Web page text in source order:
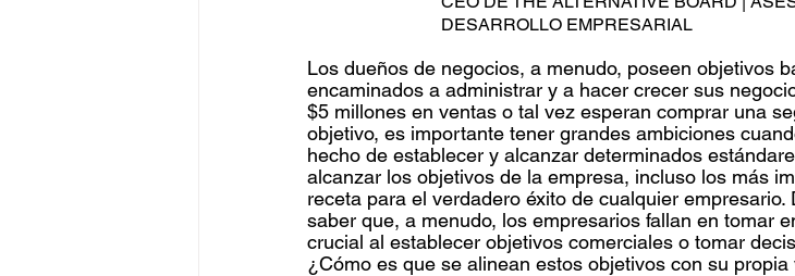
DESARROLLO EMPRESARIAL
Los dueños de negocios, a menudo, poseen objetivos
encaminados a administrar y a hacer crecer sus
$5 millones en ventas o tal vez esperan comprar una
objetivo, es importante tener grandes ambiciones
hecho de establecer y alcanzar determinados
alcanzar los objetivos de la empresa, incluso los más
receta para el verdadero éxito de cualquier
saber que, a menudo, los empresarios fallan en tomar
crucial al establecer objetivos comerciales o tomar
¿Cómo es que se alinean estos objetivos con su